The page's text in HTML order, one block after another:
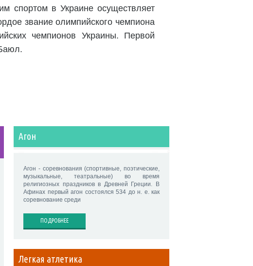
спортом в Украине осуществляет
звание олимпийского чемпиона
чемпионов Украины. Первой
Агон
Агон - соревнования (спортивные, поэтические,
музыкальные, театральные) во время
религиозных праздников в Древней Греции. В
Афинах первый агон состоялся 534 до н. е. как
соревнование среди
ПОДРОБНЕЕ
Легкая атлетика